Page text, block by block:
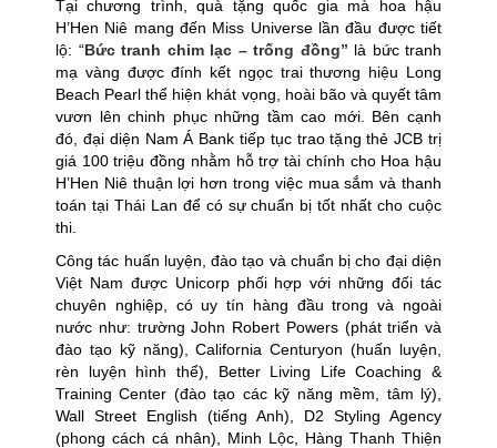
Tại chương trình, quà tặng quốc gia mà hoa hậu
H’Hen Niê mang đến Miss Universe lần đầu được tiết
lộ: “Bức tranh chim lạc – trống đồng” là bức tranh
mạ vàng được đính kết ngọc trai thương hiệu Long
Beach Pearl thể hiện khát vọng, hoài bão và quyết tâm
vươn lên chinh phục những tầm cao mới. Bên cạnh
đó, đại diện Nam Á Bank tiếp tục trao tặng thẻ JCB trị
giá 100 triệu đồng nhằm hỗ trợ tài chính cho Hoa hậu
H’Hen Niê thuận lợi hơn trong việc mua sắm và thanh
toán tại Thái Lan để có sự chuẩn bị tốt nhất cho cuộc
thi.
Công tác huấn luyện, đào tạo và chuẩn bị cho đại diện
Việt Nam được Unicorp phối hợp với những đối tác
chuyên nghiệp, có uy tín hàng đầu trong và ngoài
nước như: trường John Robert Powers (phát triển và
đào tạo kỹ năng), California Centuryon (huấn luyện,
rèn luyện hình thể), Better Living Life Coaching &
Training Center (đào tạo các kỹ năng mềm, tâm lý),
Wall Street English (tiếng Anh), D2 Styling Agency
(phong cách cá nhân), Minh Lộc, Hàng Thanh Thiện